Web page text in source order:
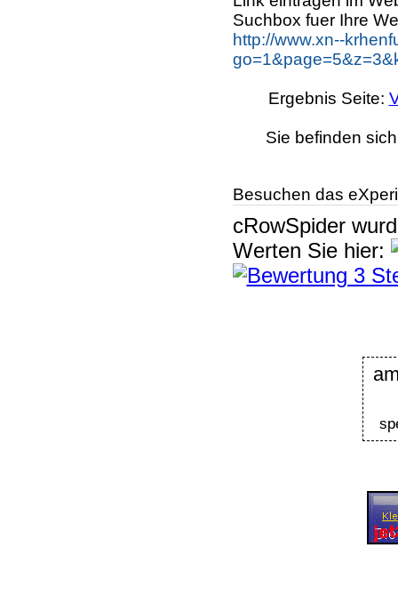
Suchbox fuer Ihre
http://www.xn--
Ergebnis Seite:
Sie befinden
Besuchen das
cRowSpider
Werten Sie hier: